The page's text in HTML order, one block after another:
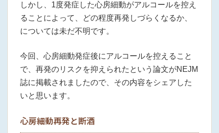
しかし、1度発症した心房細動がアルコールを控え
ることによって、どの程度再発しづらくなるか、
については未だ不明です。
今回、心房細動発症後にアルコールを控えること
で、再発のリスクを抑えられたという論文がNEJM
誌に掲載されましたので、その内容をシェアした
いと思います。
心房細動再発と断酒